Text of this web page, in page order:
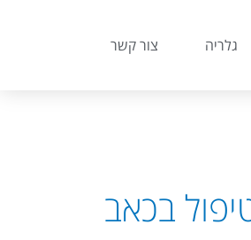
גלריה צור קשר
בכאב